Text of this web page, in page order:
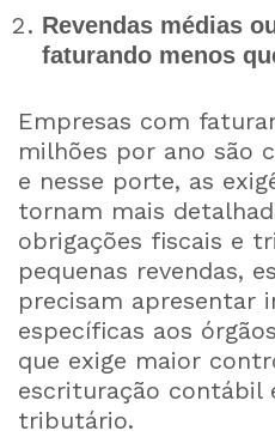
Revendas médias
faturando menos
Empresas com
milhões por ano são
e nesse porte, as
tornam mais
obrigações fiscais e
pequenas revendas,
precisam apresentar
específicas aos
que exige maior
escrituração contábil
tributário.